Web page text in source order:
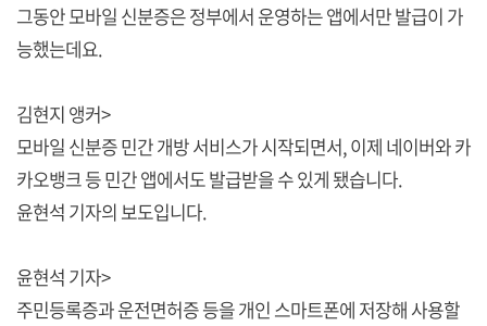
그동안 모바일 신분증은 정부에서 운영하는 앱에서만 발급이 가
능했는데요.
김현지 앵커>
모바일 신분증 민간 개방 서비스가 시작되면서, 이제 네이버와 카
카오뱅크 등 민간 앱에서도 발급받을 수 있게 됐습니다.
윤현석 기자의 보도입니다.
윤현석 기자>
주민등록증과 운전면허증 등을 개인 스마트폰에 저장해 사용할